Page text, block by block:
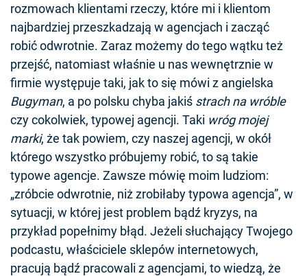
rozmowach klientami rzeczy, które mi i klientom
najbardziej przeszkadzają w agencjach i zacząć
robić odwrotnie. Zaraz możemy do tego wątku też
przejść, natomiast właśnie u nas wewnętrznie w
firmie występuje taki, jak to się mówi z angielska
Bugyman, a po polsku chyba jakiś strach na wróble
czy cokolwiek, typowej agencji. Taki wróg mojej
marki, że tak powiem, czy naszej agencji, w okół
którego wszystko próbujemy robić, to są takie
typowe agencje. Zawsze mówię moim ludziom:
„zróbcie odwrotnie, niż zrobiłaby typowa agencja”, w
sytuacji, w której jest problem bądź kryzys, na
przykład popełnimy błąd. Jeżeli słuchający Twojego
podcastu, właściciele sklepów internetowych,
pracują bądź pracowali z agencjami, to wiedzą, że